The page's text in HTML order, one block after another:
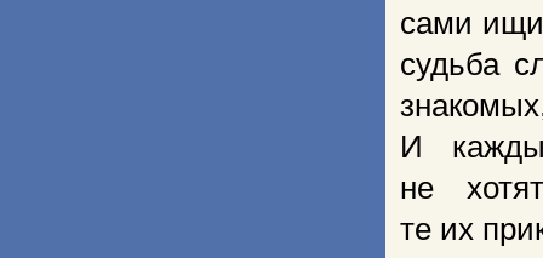
сами
судьба
И
не
те их